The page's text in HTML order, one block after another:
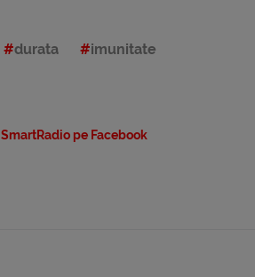
durata imunitate
SmartRadio pe Facebook